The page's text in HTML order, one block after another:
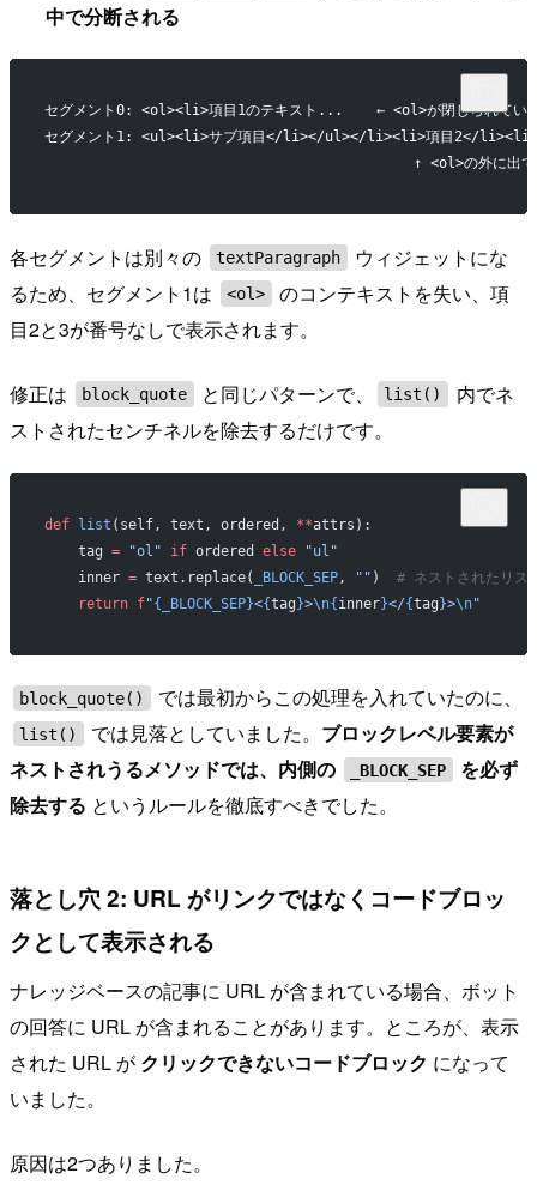
中で分断される
セグメント0: <ol><li>項目1のテキスト...    ← <ol>が閉じられてい
セグメント1: <ul><li>サブ項目</li></ul></li><li>項目2</
↑ <ol>の外に出て
各セグメントは別々の textParagraph
ウィジェットにな
るため、セグメント1は
<ol>
のコンテキストを失い、項
目2と3が番号なしで表示されます。
修正は block_quote と同じパターンで、 list()
内でネ
ストされたセンチネルを除去するだけです。
def list (self, text, ordered, **attrs):
    tag
= "ol" if ordered else "ul"
    inner
= text.replace( _BLOCK_SEP, "" ) # ネストされたリス
    return
f"{_BLOCK_SEP}<{tag}>\n{inner}</{tag}>\n"
block_quote() では最初からこの処理を入れていたのに、
list() では見落としていました。 ブロックレベル要素が
ネストされうるメソッドでは、内側の
_BLOCK_SEP
を必ず
除去する というルールを徹底すべきでした。
落とし穴 2: URL がリンクではなくコードブロッ
クとして表示される
ナレッジベースの記事に URL が含まれている場合、ボット
の回答に URL が含まれることがあります。ところが、表示
された URL が クリックできないコードブロック になって
いました。
原因は2つありました。